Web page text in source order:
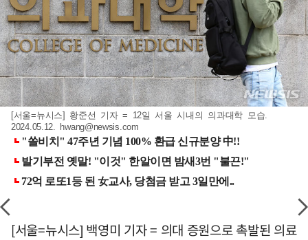
[서울=뉴시스] 황준선 기자 = 12일 서울 시내의 의과대학 모습.
2024.05.12. hwang@newsis.com
[서울=뉴시스] 백영미 기자 = 의대 증원으로 촉발된 의료